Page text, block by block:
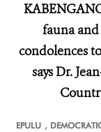
fauna
condolences
says Dr.
EPULU ,